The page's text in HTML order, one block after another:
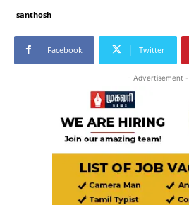
santhosh
Facebook Twitter
- Advertisement -